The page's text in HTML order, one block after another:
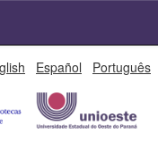
Español Português